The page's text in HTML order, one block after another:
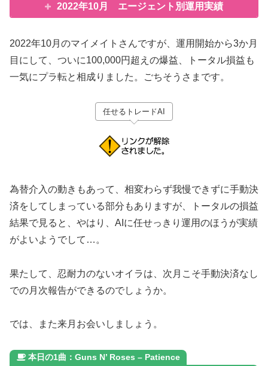
2022年10月 エージェント別運用実績
2022年10月のマイメイトさんですが、運用開始から3か月
目にして、ついに100,000円超えの爆益、トータル損益も
一気にプラ転と相成りました。ごちそうさまです。
任せるトレードAI
為替介入の動きもあって、相変わらず我慢できずに手動決
済をしてしまっている部分もありますが、トータルの損益
結果で見ると、やはり、AIに任せっきり運用のほうが実績
がよいようでして…。
果たして、忍耐力のないオイラは、次月こそ手動決済なし
での月次報告ができるのでしょうか。
では、また来月お会いしましょう。
本日の1曲：Guns N’ Roses – Patience